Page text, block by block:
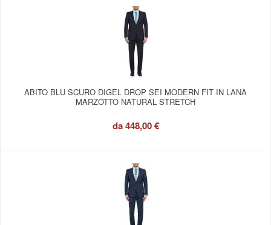
ABITO BLU SCURO DIGEL DROP SEI MODERN FIT IN LANA
MARZOTTO NATURAL STRETCH
da448,00 €